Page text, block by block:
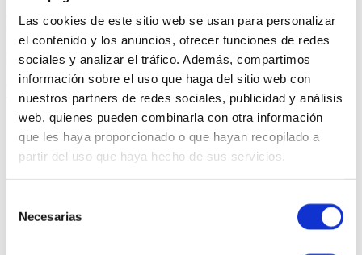
Las cookies de este sitio web se usan para personalizar
el contenido y los anuncios, ofrecer funciones de redes
sociales y analizar el tráfico. Además, compartimos
información sobre el uso que haga del sitio web con
nuestros partners de redes sociales, publicidad y análisis
web, quienes pueden combinarla con otra información
que les haya proporcionado o que hayan recopilado a
partir del uso que haya hecho de sus servicios.
Necesarias
Próximos eventos
No se han encontrado contenidos
Eventos pasados